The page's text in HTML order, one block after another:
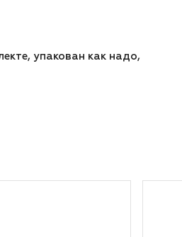
упакован как надо,